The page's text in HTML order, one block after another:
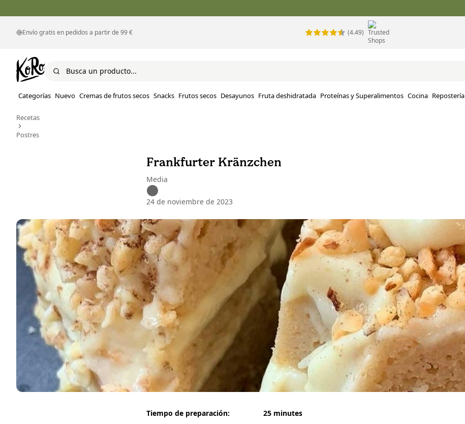
Envío gratis en pedidos a partir de 99 € (4.49)
Categorías Nuevo Cremas de frutos secos Snacks Frutos secos Desayunos Fruta deshidratada Proteínas y Superalimentos Cocina Repostería
Recetas
Postres
Frankfurter Kränzchen
Media
24 de noviembre de 2023
Tiempo de preparación:
25 minutes